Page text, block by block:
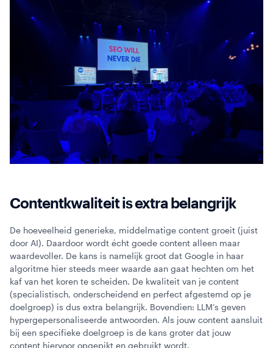
Contentkwaliteit is extra belangrijk
De hoeveelheid generieke, middelmatige content groeit (juist
door AI). Daardoor wordt écht goede content alleen maar
waardevoller. De kans is namelijk groot dat Google in haar
algoritme hier steeds meer waarde aan gaat hechten om het
kaf van het koren te scheiden. De kwaliteit van je content
(specialistisch, onderscheidend en perfect afgestemd op je
doelgroep) is dus extra belangrijk. Bovendien: LLM’s geven
hypergepersonaliseerde antwoorden. Als jouw content aansluit
bij een specifieke doelgroep is de kans groter dat jouw
content hiervoor opgepikt en gebruikt wordt.